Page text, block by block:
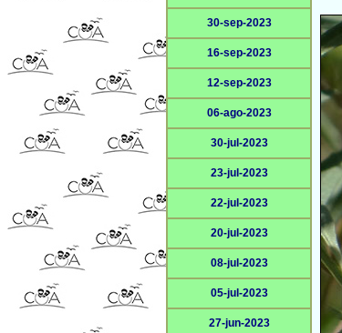
30-sep-2023
16-sep-2023
12-sep-2023
06-ago-2023
30-jul-2023
23-jul-2023
22-jul-2023
20-jul-2023
08-jul-2023
05-jul-2023
27-jun-2023